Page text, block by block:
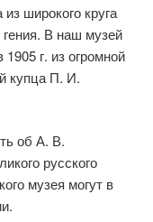
широкого круга
гения. В наш музей
г. из огромной
купца П. И.
об А. В.
русского
музея могут в